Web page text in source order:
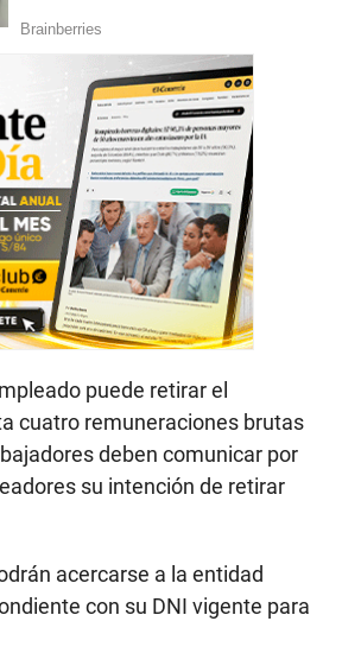
puede retirar el
cuatro remuneraciones brutas
deben comunicar por
su intención de retirar
acercarse a la entidad
con su DNI vigente para